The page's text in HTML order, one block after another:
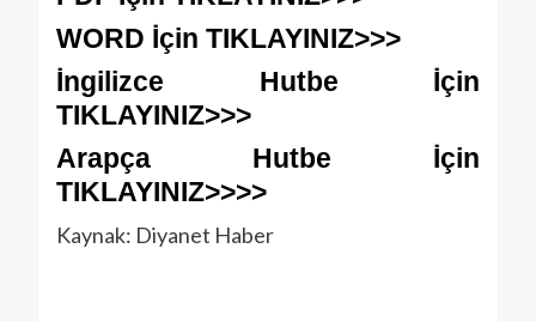
WORD İçin TIKLAYINIZ>>>
İngilizce Hutbe İçin
TIKLAYINIZ>>>
Arapça Hutbe İçin
TIKLAYINIZ>>>>
Kaynak: Diyanet Haber